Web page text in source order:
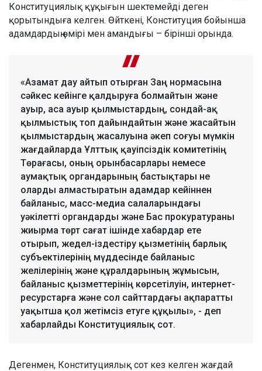
Конституциялық құқығын шектемейді деген
қорытындыға келген. Өйткені, Конституция бойынша
адамдардың өмірі мен амандығы – бірінші орында.
«Азамат дау айтып отырған Заң нормасына
сәйкес кейінге қалдыруға болмайтын және
ауыр, аса ауыр қылмыстардың, сондай-ақ
қылмыстық топ дайындайтын және жасайтын
қылмыстардың жасалуына әкеп соғуы мүмкін
жағдайларда Ұлттық қауіпсіздік комитетінің
Төрағасы, оның орынбасарлары немесе
аумақтық органдарының бастықтары не
оларды алмастыратын адамдар кейіннен
байланыс, масс-медиа салаларындағы
уәкілетті органдарды және Бас прокуратураны
жиырма төрт сағат ішінде хабардар ете
отырып, жедел-іздестіру қызметінің барлық
субъектілерінің мүддесінде байланыс
желілерінің және құралдарының жұмысын,
байланыс қызметтерінің көрсетілуін, интернет-
ресурстарға және сол сайттардағы ақпаратты
уақытша қол жетімсіз етуге құқылы», - деп
хабарлайды Конституциялық сот.
Дегенмен, Конституциялық сот кез келген жағдай